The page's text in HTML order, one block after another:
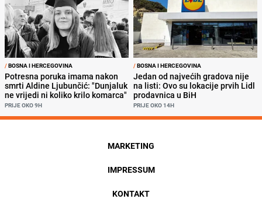
/BOSNA I HERCEGOVINA
Potresna poruka imama nakon
smrti Aldine Ljubunčić: "Dunjaluk
ne vrijedi ni koliko krilo komarca"
PRIJE OKO 9H
/BOSNA I HERCEGOVINA
Jedan od najvećih gradova nije
na listi: Ovo su lokacije prvih Lidl
prodavnica u BiH
PRIJE OKO 14H
MARKETING
IMPRESSUM
KONTAKT